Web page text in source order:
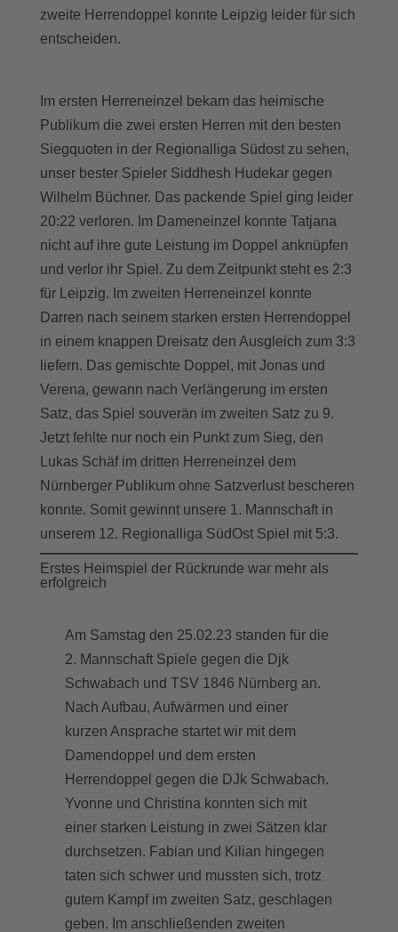
zweite Herrendoppel konnte Leipzig leider für sich
entscheiden.
Im ersten Herreneinzel bekam das heimische
Publikum die zwei ersten Herren mit den besten
Siegquoten in der Regionalliga Südost zu sehen,
unser bester Spieler Siddhesh Hudekar gegen
Wilhelm Büchner. Das packende Spiel ging leider
20:22 verloren. Im Dameneinzel konnte Tatjana
nicht auf ihre gute Leistung im Doppel anknüpfen
und verlor ihr Spiel. Zu dem Zeitpunkt steht es 2:3
für Leipzig. Im zweiten Herreneinzel konnte
Darren nach seinem starken ersten Herrendoppel
in einem knappen Dreisatz den Ausgleich zum 3:3
liefern. Das gemischte Doppel, mit Jonas und
Verena, gewann nach Verlängerung im ersten
Satz, das Spiel souverän im zweiten Satz zu 9.
Jetzt fehlte nur noch ein Punkt zum Sieg, den
Lukas Schäf im dritten Herreneinzel dem
Nürnberger Publikum ohne Satzverlust bescheren
konnte. Somit gewinnt unsere 1. Mannschaft in
unserem 12. Regionalliga SüdOst Spiel mit 5:3.
Erstes Heimspiel der Rückrunde war mehr als
erfolgreich
Am Samstag den 25.02.23 standen für die
2. Mannschaft Spiele gegen die Djk
Schwabach und TSV 1846 Nürnberg an.
Nach Aufbau, Aufwärmen und einer
kurzen Ansprache startet wir mit dem
Damendoppel und dem ersten
Herrendoppel gegen die DJk Schwabach.
Yvonne und Christina konnten sich mit
einer starken Leistung in zwei Sätzen klar
durchsetzen. Fabian und Kilian hingegen
taten sich schwer und mussten sich, trotz
gutem Kampf im zweiten Satz, geschlagen
geben. Im anschließenden zweiten